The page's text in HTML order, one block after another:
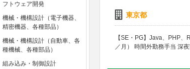
東京都
【SE・PG】Java、PHP
／月） 時間外勤務手当 深
フトウェア開発
機械・機構設計（電子機器、
精密機器、各種部品）
機械・機構設計（自動車、各
種機械、各種部品）
組み込み・制御設計